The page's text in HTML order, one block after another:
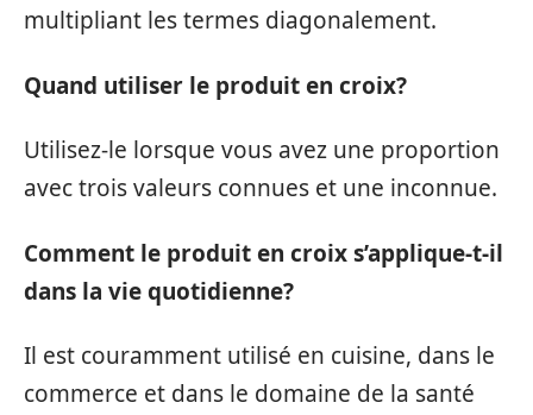
multipliant les termes diagonalement.
Quand utiliser le produit en croix?
Utilisez-le lorsque vous avez une proportion
avec trois valeurs connues et une inconnue.
Comment le produit en croix s’applique-t-il
dans la vie quotidienne?
Il est couramment utilisé en cuisine, dans le
commerce et dans le domaine de la santé